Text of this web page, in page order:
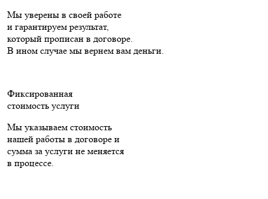
Мы уверены в своей работе
и гарантируем результат,
который прописан в договоре.
В ином случае мы вернем вам деньги.
Фиксированная
стоимость услуги
Мы указываем стоимость
нашей работы в договоре и
сумма за услуги не меняется
в процессе.